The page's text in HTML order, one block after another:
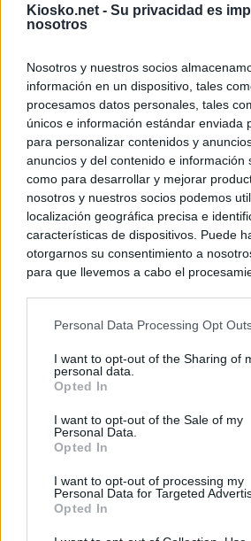
Kiosko.net - Su privacidad es
nosotros
Nosotros y nuestros socios
información en un dispositivo, tales
procesamos datos personales, tales
únicos e información estándar enviada
para personalizar contenidos y
anuncios y del contenido e información
como para desarrollar y mejorar
nosotros y nuestros socios podemos
localización geográfica precisa e
características de dispositivos. Puede
otorgarnos su consentimiento a
para que llevemos a cabo el
negar su consentimiento. Tenga en
de su consentimiento, pero usted tiene
rechazar tal procesamiento. Sus
cualquier momento entrando de nuevo
visitando nuestra política de privacidad.
Personal Data Processing Opt
I want to opt-out of the Sharing of
personal data.
Opted In
I want to opt-out of the Sale of my
Personal Data.
Opted In
I want to opt-out of processing my
Personal Data for Targeted
Opted In